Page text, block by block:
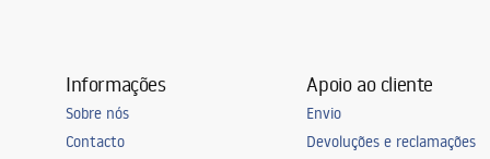
Informações
Sobre nós
Contacto
Apoio ao cliente
Envio
Devoluções e reclamações